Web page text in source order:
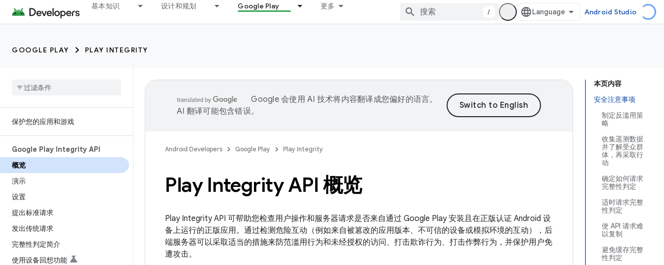
基本知识 设计和规划 Google Play 更多
/ Android Studio
GOOGLE PLAY PLAY INTEGRITY
保护您的应用和游戏
Google Play Integrity API
概览
演示
设置
提出标准请求
发出传统请求
完整性判定简介
使用设备回想功能
本页内容
安全注意事项
制定反滥用策
略
收集遥测数据
并了解受众群
体，再采取行
动
确定如何请求
完整性判定
适时请求完整
性判定
使 API 请求难
以复制
避免缓存完整
性判定
Google 会使用 AI 技术将内容翻译成您偏好的语言。
AI 翻译可能包含错误。
Android Developers Google Play Play Integrity
Play Integrity API 概览
Play Integrity API 可帮助您检查用户操作和服务器请求是否来自通过 Google Play 安装且在正版认证 Android 设
备上运行的正版应用。通过检测危险互动（例如来自被篡改的应用版本、不可信的设备或模拟环境的互动），后
端服务器可以采取适当的措施来防范滥用行为和未经授权的访问、打击欺诈行为、打击作弊行为，并保护用户免
遭攻击。